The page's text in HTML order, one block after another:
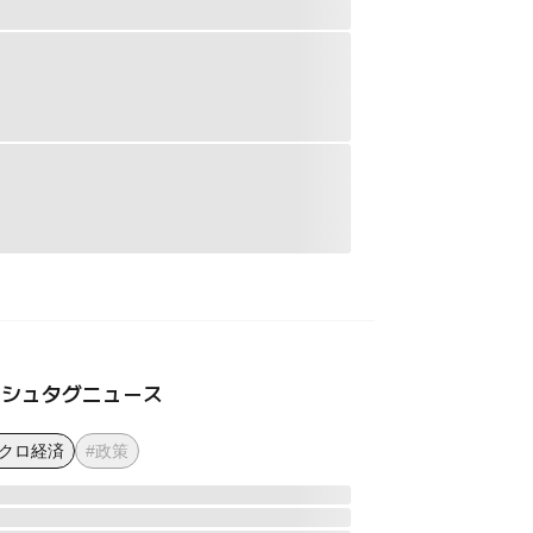
ュタグニュース
ロ経済 #政策